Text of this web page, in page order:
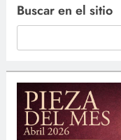
Buscar en el sitio